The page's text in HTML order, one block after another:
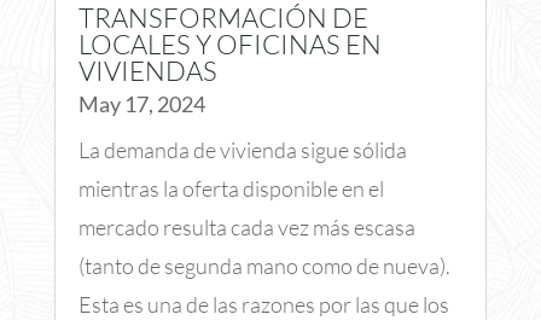
TRANSFORMACIÓN DE
LOCALES Y OFICINAS EN
VIVIENDAS
May 17, 2024
La demanda de vivienda sigue sólida
mientras la oferta disponible en el
mercado resulta cada vez más escasa
(tanto de segunda mano como de nueva).
Esta es una de las razones por las que los